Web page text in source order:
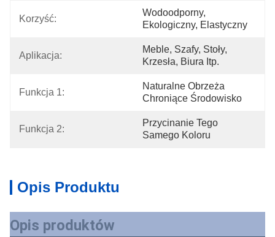
Korzyść:
Wodoodporny,
Ekologiczny, Elastyczny
Aplikacja:
Meble, Szafy, Stoły,
Krzesła, Biura Itp.
Funkcja 1:
Naturalne Obrzeża
Chroniące Środowisko
Funkcja 2:
Przycinanie Tego
Samego Koloru
Opis Produktu
Opis produktów